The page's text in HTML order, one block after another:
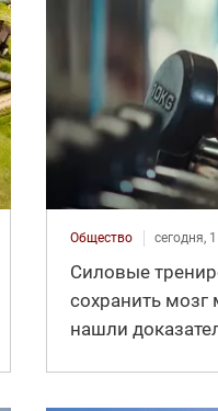
Общество сегодня,
Силовые
сохранить
нашли